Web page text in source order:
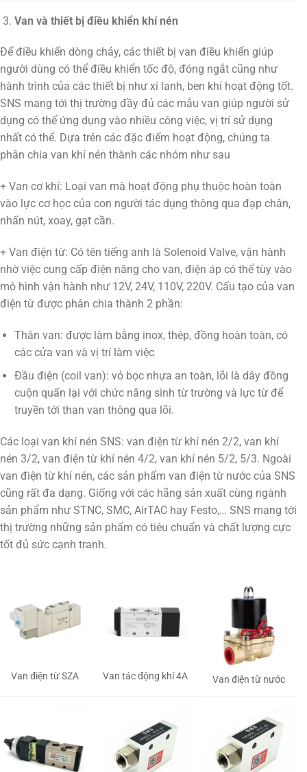
Van và thiết bị điều khiển khí nén
Để điều khiển dòng chảy, các thiết bị van điều khiển giúp
người dùng có thể điều khiển tốc độ, đóng ngắt cũng như
hành trình của các thiết bị như xi lanh, ben khí hoạt động tốt.
SNS mang tới thị trường đầy đủ các mẫu van giúp người sử
dụng có thể ứng dụng vào nhiều công việc, vị trí sử dụng
nhất có thể. Dựa trên các đặc điểm hoạt động, chúng ta
phân chia van khí nén thành các nhóm như sau
+ Van cơ khí: Loại van mà hoạt động phụ thuộc hoàn toàn
vào lực cơ học của con người tác dụng thông qua đạp chân,
nhấn nút, xoay, gạt cần.
+ Van điện từ: Có tên tiếng anh là Solenoid Valve, vận hành
nhờ việc cung cấp điện năng cho van, điện áp có thể tùy vào
mô hình vận hành như 12V, 24V, 110V, 220V. Cấu tạo của van
điện từ được phân chia thành 2 phần:
Thân van: được làm bằng inox, thép, đồng hoàn toàn, có
các cửa van và vị trí làm việc
Đầu điện (coil van): vỏ bọc nhựa an toàn, lõi là dây đồng
cuộn quấn lại với chức năng sinh từ trường và lực từ để
truyền tới than van thông qua lõi.
Các loại van khí nén SNS: van điện từ khí nén 2/2, van khí
nén 3/2, van điện từ khí nén 4/2, van khí nén 5/2, 5/3. Ngoài
van điện từ khí nén, các sản phẩm van điện từ nước của SNS
cũng rất đa dạng. Giống với các hãng sản xuất cùng ngành
sản phẩm như STNC, SMC, AirTAC hay Festo,… SNS mang tới
thị trường những sản phẩm có tiêu chuẩn và chất lượng cực
tốt đủ sức cạnh tranh.
Van điện từ SZA Van tác động khí 4A Van điện từ nước